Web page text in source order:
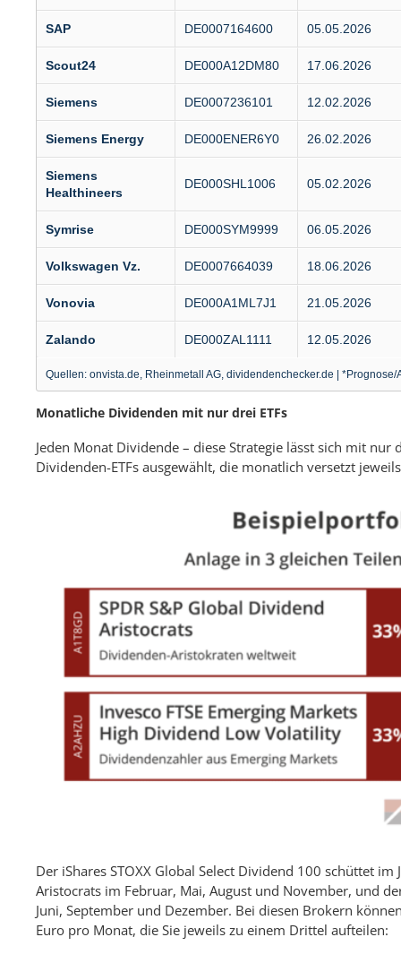
SAP DE0007164600 05.05.2026
Scout24 DE000A12DM80 17.06.2026
Siemens DE0007236101 12.02.2026
Siemens Energy DE000ENER6Y0 26.02.2026
Siemens
Healthineers
DE000SHL1006 05.02.2026
Symrise DE000SYM9999 06.05.2026
Volkswagen Vz. DE0007664039 18.06.2026
Vonovia DE000A1ML7J1 21.05.2026
Zalando DE000ZAL1111 12.05.2026
Quellen: onvista.de, Rheinmetall AG, dividendenchecker.de |
Monatliche Dividenden mit nur drei ETFs
Jeden Monat Dividende – diese Strategie lässt sich mit
Dividenden-ETFs ausgewählt, die monatlich versetzt
Der iShares STOXX Global Select Dividend 100 schüttet
Aristocrats im Februar, Mai, August und November, und
Juni, September und Dezember. Bei diesen Brokern
Euro pro Monat, die Sie jeweils zu einem Drittel aufteilen: